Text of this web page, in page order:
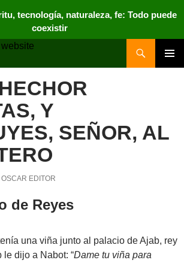
tecnología, naturaleza, fe: Todo puede
coexistir
Y
SEÑOR, AL
OSCAR EDITOR
de Reyes
una viña junto al palacio de Ajab, rey
le dijo a Nabot: “Dame tu viña para